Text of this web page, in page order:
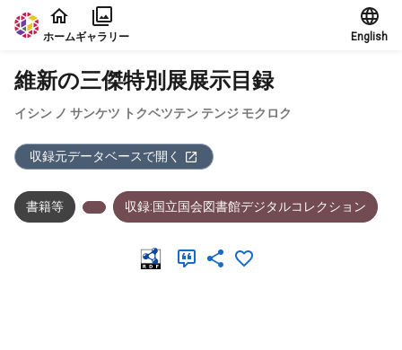
本文に飛ぶ
ホームギャラリー English
維新の三傑特別展展示目録
イシン ノ サンケツ トクベツテン テンジ モクロク
収録元データベースで開く
書籍等 収録:国立国会図書館デジタルコレクション